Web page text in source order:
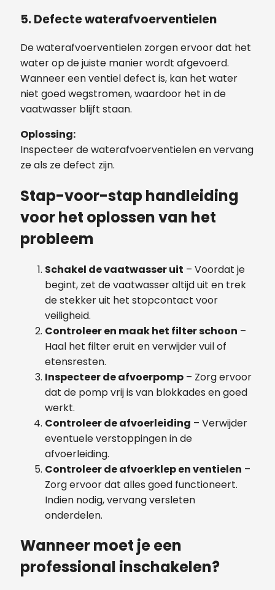
5. Defecte waterafvoerventielen
De waterafvoerventielen zorgen ervoor dat het
water op de juiste manier wordt afgevoerd.
Wanneer een ventiel defect is, kan het water
niet goed wegstromen, waardoor het in de
vaatwasser blijft staan.
Oplossing:
Inspecteer de waterafvoerventielen en vervang
ze als ze defect zijn.
Stap-voor-stap handleiding
voor het oplossen van het
probleem
Schakel de vaatwasser uit – Voordat je
begint, zet de vaatwasser altijd uit en trek
de stekker uit het stopcontact voor
veiligheid.
Controleer en maak het filter schoon –
Haal het filter eruit en verwijder vuil of
etensresten.
Inspecteer de afvoerpomp – Zorg ervoor
dat de pomp vrij is van blokkades en goed
werkt.
Controleer de afvoerleiding – Verwijder
eventuele verstoppingen in de
afvoerleiding.
Controleer de afvoerklep en ventielen –
Zorg ervoor dat alles goed functioneert.
Indien nodig, vervang versleten
onderdelen.
Wanneer moet je een
professional inschakelen?